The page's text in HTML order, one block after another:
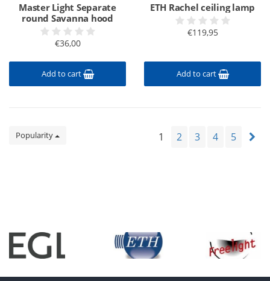
Master Light Separate
round Savanna hood
€36,00
Add to cart
ETH Rachel ceiling lamp
€119,95
Add to cart
Popularity 1 2 3 4 5